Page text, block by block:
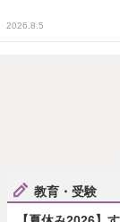
2026.8.5
教育・受験